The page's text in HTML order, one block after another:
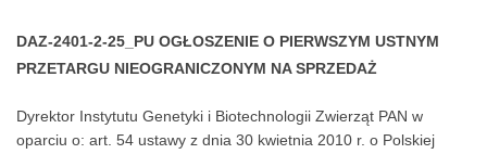
DAZ-2401-2-25_PU OGŁOSZENIE O PIERWSZYM USTNYM
PRZETARGU NIEOGRANICZONYM NA SPRZEDAŻ
MIEJSCOWOŚCI SZAMOTY DZ. EW. 77/3
Dyrektor Instytutu Genetyki i Biotechnologii Zwierząt PAN w
oparciu o: art. 54 ustawy z dnia 30 kwietnia 2010 r. o Polskiej